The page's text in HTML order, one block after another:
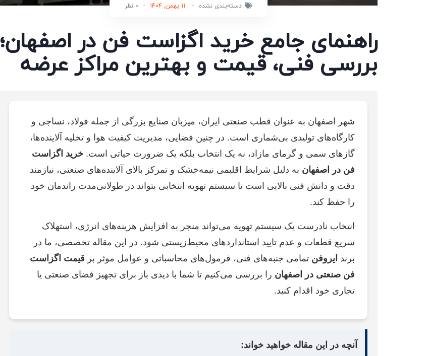
دسته‌بندی نشده - 11 بهمن, 1404 - 0 نظر
راهنمای جامع خرید اگزاست فن در اصفهان؛
بررسی فنی، قیمت و بهترین مراکز عرضه
شهر اصفهان به عنوان قطب صنعتی ایران، میزبان صنایع بزرگی از جمله فولاد، نساجی و
کارگاه‌های تولیدی بی‌شماری است. در چنین فضایی، مدیریت کیفیت هوا و تخلیه آلاینده‌ها،
گازهای سمی و گرمای مازاد، نه یک انتخاب بلکه یک ضرورت حیاتی است. خرید اگزاست
فن در اصفهان به دلیل شرایط اقلیمی نیمه‌خشک و تمرکز بالای آلاینده‌های صنعتی، نیازمند
دقت و دانش فنی بالایی است تا سیستم تهویه انتخابی بتواند در طولانی‌مدت راندمان خود
را حفظ کند.
انتخاب نادرست یک سیستم تهویه می‌تواند منجر به افزایش هزینه‌های انرژی، استهلاک
سریع قطعات و عدم تایید استانداردهای محیط‌زیستی شود. در این مقاله تخصصی، ما در
برند ایروفن تمامی جنبه‌های فنی، فرمول‌های محاسباتی و عوامل موثر بر قیمت اگزاست
فن صنعتی در اصفهان را بررسی می‌کنیم تا شما با دیدی باز برای تجهیز فضای صنعتی یا
تجاری خود اقدام کنید.
آنچه در این مقاله خواهید خواند: